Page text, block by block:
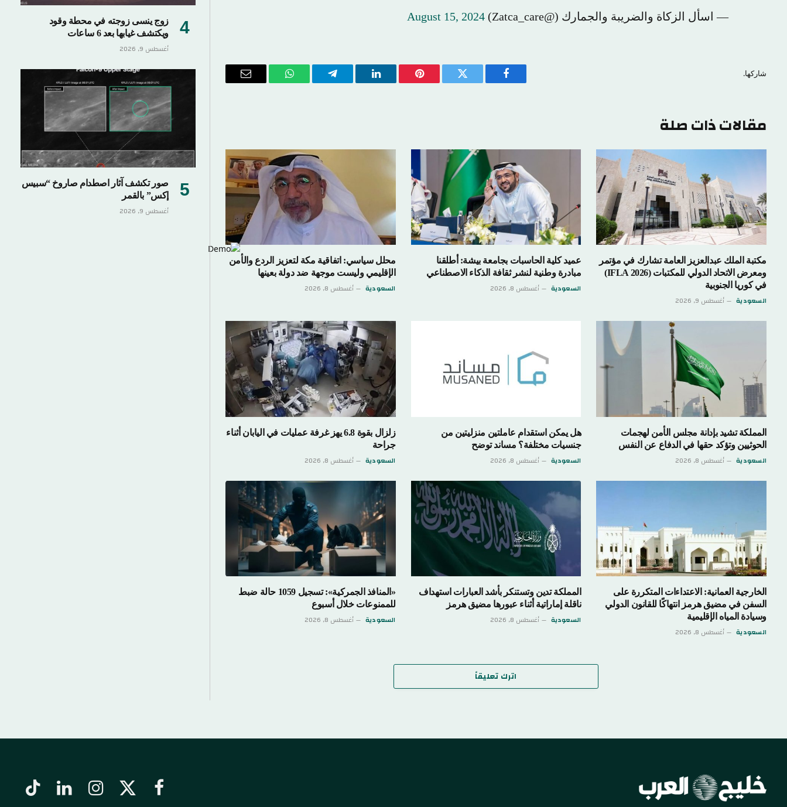
— اسأل الزكاة والضريبة والجمارك (@Zatca_care) August 15, 2024
شاركها.
فيسبوك
تويتر بينتيريستلينكدإن تيلقرام واتساب
البريد
مقالات ذات صلة
مكتبة الملك عبدالعزيز العامة تشارك في مؤتمر
ومعرض الاتحاد الدولي للمكتبات (IFLA 2026)
في كوريا الجنوبية
السعودية أغسطس 9, 2026
عميد كلية الحاسبات بجامعة بيشة: أطلقنا
مبادرة وطنية لنشر ثقافة الذكاء الاصطناعي
السعودية أغسطس 8, 2026
محلل سياسي: اتفاقية مكة لتعزيز الردع والأمن
الإقليمي وليست موجهة ضد دولة بعينها
السعودية أغسطس 8, 2026
المملكة تشيد بإدانة مجلس الأمن لهجمات
الحوثيين وتؤكد حقها في الدفاع عن النفس
السعودية أغسطس 8, 2026
هل يمكن استقدام عاملتين منزليتين من
جنسيات مختلفة؟ مساند توضح
السعودية أغسطس 8, 2026
زلزال بقوة 6.8 يهز غرفة عمليات في اليابان أثناء
جراحة
السعودية أغسطس 8, 2026
الخارجية العمانية: الاعتداءات المتكررة على
السفن في مضيق هرمز انتهاكًا للقانون الدولي
وسيادة المياه الإقليمية
السعودية أغسطس 8, 2026
المملكة تدين وتستنكر بأشد العبارات استهداف
ناقلة إماراتية أثناء عبورها مضيق هرمز
السعودية أغسطس 8, 2026
«المنافذ الجمركية»: تسجيل 1059 حالة ضبط
للممنوعات خلال أسبوع
السعودية أغسطس 8, 2026
اترك تعليقاً
زوج ينسى زوجته في محطة وقود
ويكتشف غيابها بعد 6 ساعات
أغسطس 9, 2026
صور تكشف آثار اصطدام صاروخ “سبيس
إكس” بالقمر
أغسطس 9, 2026
فيسبوك X
الانستغراملينكدإن تيكتوك